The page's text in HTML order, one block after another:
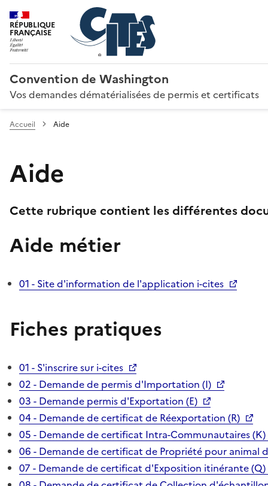
RÉPUBLIQUE
FRANÇAISE
Convention de Washington
Vos demandes dématérialisées de permis et certificats
Accueil Aide
Aide
Cette rubrique contient les différentes
Aide métier
01 - Site d'information de l'application i-cites
Fiches pratiques
01 - S'inscrire sur i-cites
02 - Demande de permis d'Importation (I)
03 - Demande permis d'Exportation (E)
04 - Demande de certificat de Réexportation (R)
05 - Demande de certificat Intra-Communautaires (K)
06 - Demande de certificat de Propriété pour animal
07 - Demande de certificat d'Exposition itinérante (Q)